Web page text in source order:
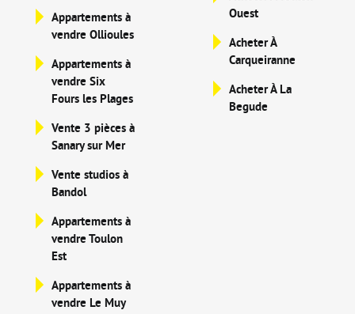
Appartements à
vendre Ollioules
Appartements à
vendre Six
Fours les Plages
Vente 3 pièces à
Sanary sur Mer
Vente studios à
Bandol
Appartements à
vendre Toulon
Est
Appartements à
vendre Le Muy
Ouest
Acheter À
Carqueiranne
Acheter À La
Begude